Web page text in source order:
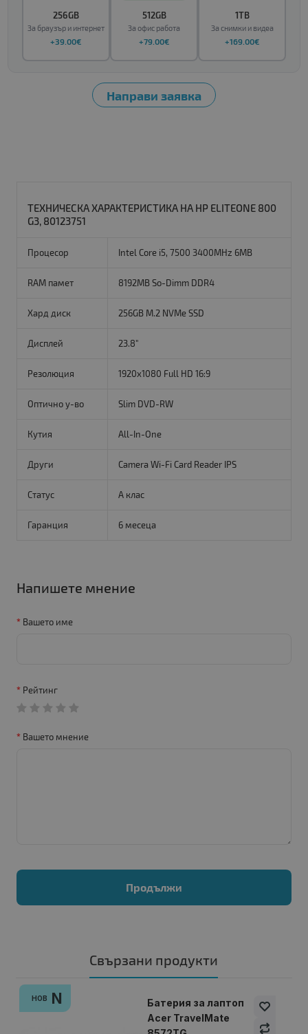
256GB
За браузър и интернет
+39.00€
512GB
За офис работа
+79.00€
1TB
За снимки и видеа
+169.00€
ТЕХНИЧЕСКА ХАРАКТЕРИСТИКА НА HP ELITEONE 800
G3, 80123751
Процесор Intel Core i5, 7500 3400MHz 6MB
RAM памет 8192MB So-Dimm DDR4
Хард диск 256GB M.2 NVMe SSD
Дисплей 23.8"
Резолюция 1920x1080 Full HD 16:9
Оптично у-во Slim DVD-RW
Кутия All-In-One
Други Camera Wi-Fi Card Reader IPS
Статус A клас
Гаранция 6 месеца
Напишете мнение
Вашето име
Рейтинг
Вашето мнение
Продължи
Свързани продукти
НОВ N
Батерия за лаптоп
Acer TravelMate